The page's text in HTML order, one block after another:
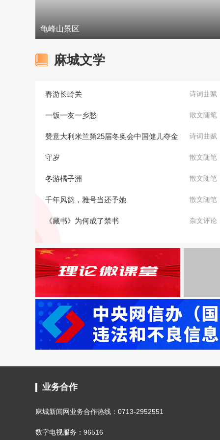
龟峰山景区
麻城文学
春游长岭关 诗词曲赋
一饭一友一乡愁 散文随笔
赞意大利米兰第25届冬奥会中国健儿夺金 诗词曲赋
守岁 散文随笔
冬游橘子洲 散文随笔
千年风韵，雅号当还予她 散文随笔
《藏书》为何成了禁书 杂文评论
业务合作
麻城新闻网业务合作热线：0713-2952551
数字电视服务：96516